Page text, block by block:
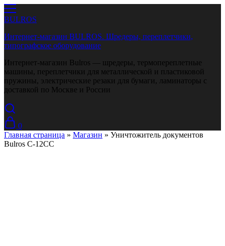
BULROS
Интернет-магазин BULROS. Шредеры, переплетчики,
типографское оборудование
Интернет-магазин Bulros — шредеры, термопереплетные
машины, переплетчики для металлической и пластиковой
пружины, электрические резаки для бумаги, ламинаторы с
доставкой по Москве и России
0
Главная страница » Магазин » Уничтожитель документов
Bulros C-12CC